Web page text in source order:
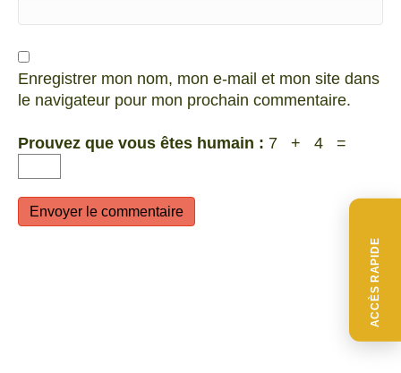
ACCÈS RAPIDE
Enregistrer mon nom, mon e-mail et mon site dans
le navigateur pour mon prochain commentaire.
Prouvez que vous êtes humain : 7 + 4 =